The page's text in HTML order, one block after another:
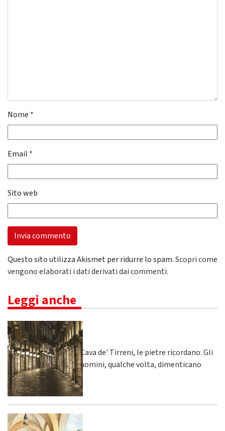
Nome *
Email *
Sito web
Questo sito utilizza Akismet per ridurre lo spam.Scopri come
vengono elaborati i dati derivati dai commenti.
Leggi anche
Cava de' Tirreni, le pietre ricordano. Gli
uomini, qualche volta, dimenticano